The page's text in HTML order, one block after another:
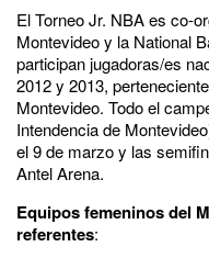
El Torneo Jr. NBA es co-
Montevideo y la National
participan jugadoras/es
2012 y 2013,
Montevideo. Todo el
Intendencia de
el 9 de marzo y las
Antel Arena.
Equipos femeninos del
referentes: